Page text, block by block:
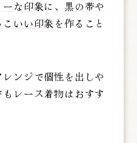
ーな印象に、 黒の帯や
いい印象を作ること
ンジで個性を出しや
レース着物はおすす